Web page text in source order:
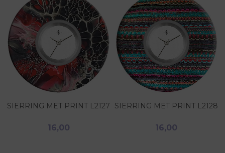
SIERRING MET PRINT L2127
16,00
SIERRING MET PRINT L2128
16,00